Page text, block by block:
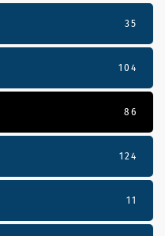
35
104
86
124
11